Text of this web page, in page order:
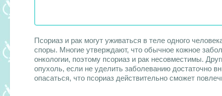
Псориаз и рак могут уживаться в теле одного
споры. Многие утверждают, что обычное кожное
онкологии, поэтому псориаз и рак несовместимы.
опухоль, если не уделить заболеванию достаточно
опасаться, что псориаз действительно сможет